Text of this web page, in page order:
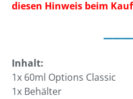
diesen Hinweis beim
Inhalt:
1x 60ml Options Classic
1x Behälter